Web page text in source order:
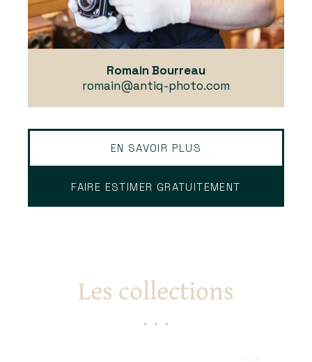
Romain Bourreau
romain@antiq-photo.com
EN SAVOIR PLUS
FAIRE ESTIMER GRATUITEMENT
Les collections